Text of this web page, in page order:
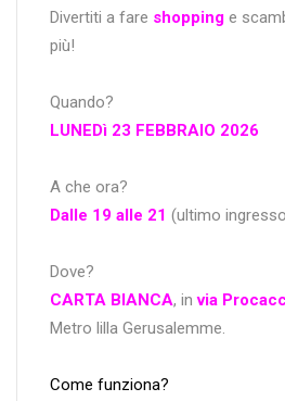
Divertiti a fare shopping e
più!
Quando?
LUNEDì 23 FEBBRAIO 2026
A che ora?
Dalle 19 alle 21 (ultimo
Dove?
CARTA BIANCA, invia
Metro lilla Gerusalemme.
Come funziona?